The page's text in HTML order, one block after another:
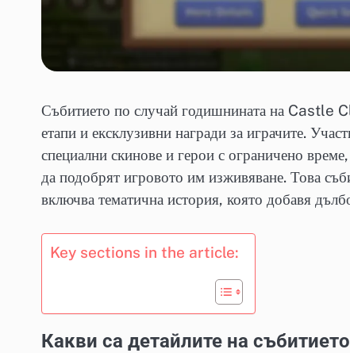
Събитието по случай годишнината на Castle
етапи и ексклузивни награди за играчите.
специални скинове и герои с ограничено
да подобрят игровото им изживяване. Това
включва тематична история, която добавя
Key sections in the article:
Какви са детайлите на